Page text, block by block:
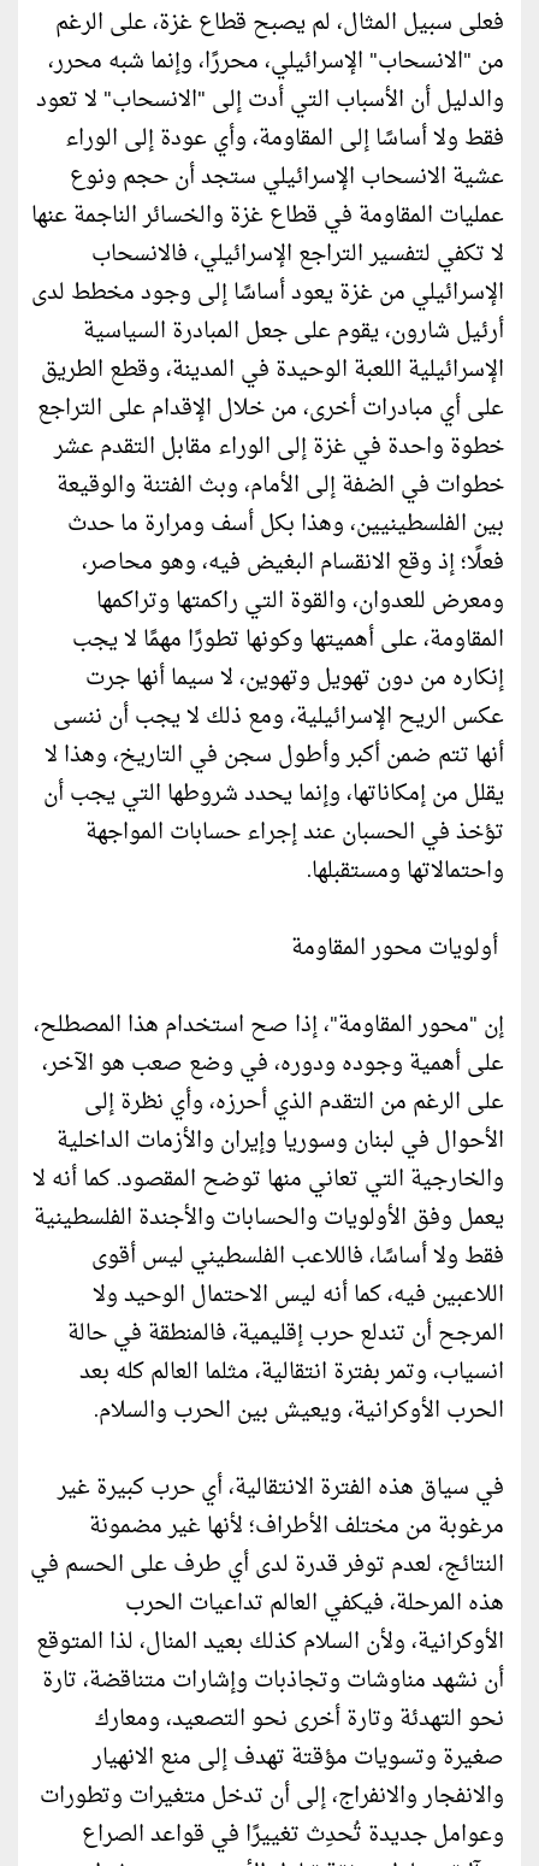
فعلى سبيل المثال، لم يصبح قطاع غزة، على الرغم
من "الانسحاب" الإسرائيلي، محررًا، وإنما شبه محرر،
والدليل أن الأسباب التي أدت إلى "الانسحاب" لا تعود
فقط ولا أساسًا إلى المقاومة، وأي عودة إلى الوراء
عشية الانسحاب الإسرائيلي ستجد أن حجم ونوع
عمليات المقاومة في قطاع غزة والخسائر الناجمة عنها
لا تكفي لتفسير التراجع الإسرائيلي، فالانسحاب
الإسرائيلي من غزة يعود أساسًا إلى وجود مخطط لدى
أرئيل شارون، يقوم على جعل المبادرة السياسية
الإسرائيلية اللعبة الوحيدة في المدينة، وقطع الطريق
على أي مبادرات أخرى، من خلال الإقدام على التراجع
خطوة واحدة في غزة إلى الوراء مقابل التقدم عشر
خطوات في الضفة إلى الأمام، وبث الفتنة والوقيعة
بين الفلسطينيين، وهذا بكل أسف ومرارة ما حدث
فعلًا؛ إذ وقع الانقسام البغيض فيه، وهو محاصر،
ومعرض للعدوان، والقوة التي راكمتها وتراكمها
المقاومة، على أهميتها وكونها تطورًا مهمًا لا يجب
إنكاره من دون تهويل وتهوين، لا سيما أنها جرت
عكس الريح الإسرائيلية، ومع ذلك لا يجب أن ننسى
أنها تتم ضمن أكبر وأطول سجن في التاريخ، وهذا لا
يقلل من إمكاناتها، وإنما يحدد شروطها التي يجب أن
تؤخذ في الحسبان عند إجراء حسابات المواجهة
واحتمالاتها ومستقبلها.
أولويات محور المقاومة
إن "محور المقاومة"، إذا صح استخدام هذا المصطلح،
على أهمية وجوده ودوره، في وضع صعب هو الآخر،
على الرغم من التقدم الذي أحرزه، وأي نظرة إلى
الأحوال في لبنان وسوريا وإيران والأزمات الداخلية
والخارجية التي تعاني منها توضح المقصود. كما أنه لا
يعمل وفق الأولويات والحسابات والأجندة الفلسطينية
فقط ولا أساسًا، فاللاعب الفلسطيني ليس أقوى
اللاعبين فيه، كما أنه ليس الاحتمال الوحيد ولا
المرجح أن تندلع حرب إقليمية، فالمنطقة في حالة
انسياب، وتمر بفترة انتقالية، مثلما العالم كله بعد
الحرب الأوكرانية، ويعيش بين الحرب والسلام.
في سياق هذه الفترة الانتقالية، أي حرب كبيرة غير
مرغوبة من مختلف الأطراف؛ لأنها غير مضمونة
النتائج، لعدم توفر قدرة لدى أي طرف على الحسم في
هذه المرحلة، فيكفي العالم تداعيات الحرب
الأوكرانية، ولأن السلام كذلك بعيد المنال، لذا المتوقع
أن نشهد مناوشات وتجاذبات وإشارات متناقضة، تارة
نحو التهدئة وتارة أخرى نحو التصعيد، ومعارك
صغيرة وتسويات مؤقتة تهدف إلى منع الانهيار
والانفجار والانفراج، إلى أن تدخل متغيرات وتطورات
وعوامل جديدة تُحدِث تغييرًا في قواعد الصراع